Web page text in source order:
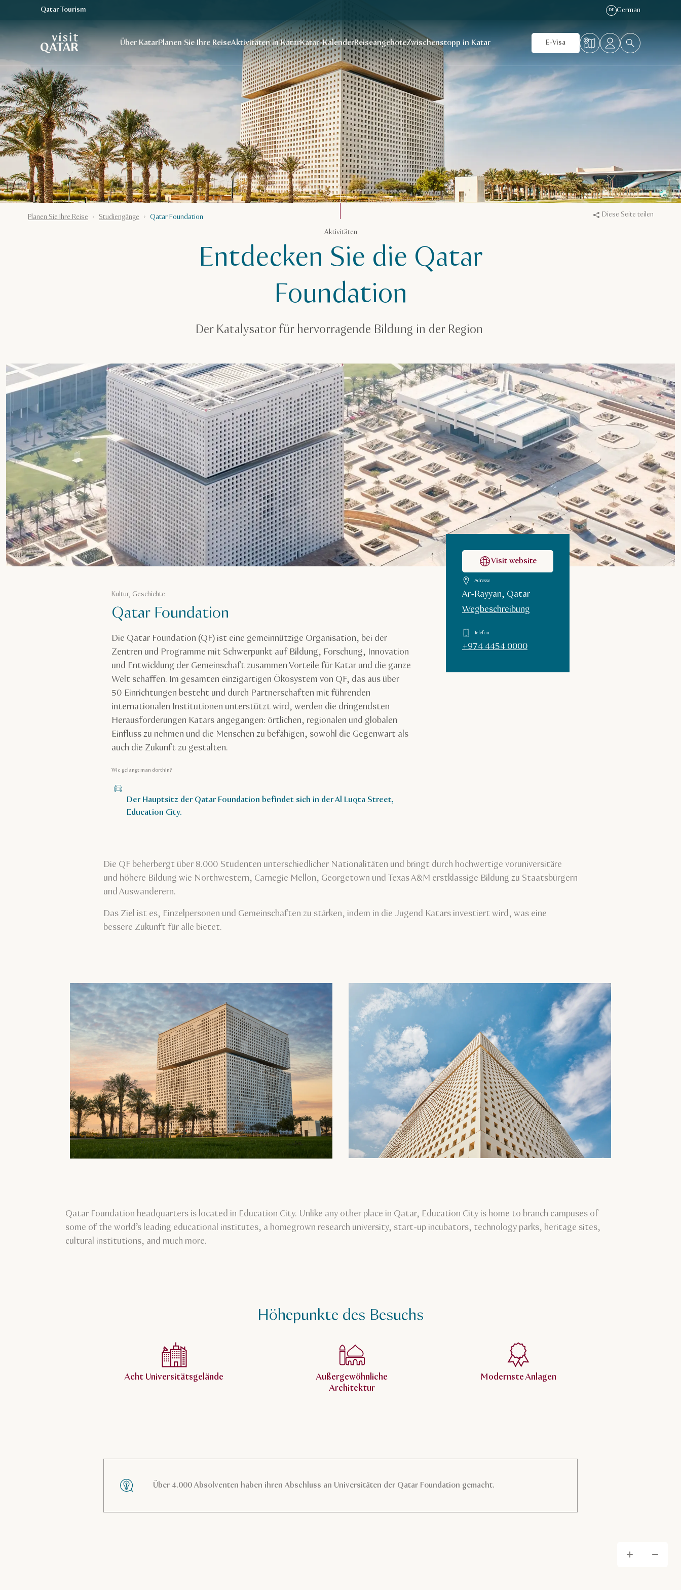
VisitQatar Homepage
Qatar Tourism DE German
Über KatarPlanen Sie Ihre ReiseAktivitäten in KatarKatar-KalenderReiseangeboteZwischenstopp in Katar E-Visa
Planen Sie Ihre Reise Studiengänge Qatar Foundation
Diese Seite teilen
Aktivitäten
Entdecken Sie die Qatar
Foundation
Der Katalysator für hervorragende Bildung in der Region
Kultur, Geschichte
Qatar Foundation
Die Qatar Foundation (QF) ist eine gemeinnützige Organisation, bei der
Zentren und Programme mit Schwerpunkt auf Bildung, Forschung, Innovation
und Entwicklung der Gemeinschaft zusammen Vorteile für Katar und die ganze
Welt schaffen. Im gesamten einzigartigen Ökosystem von QF, das aus über
50 Einrichtungen besteht und durch Partnerschaften mit führenden
internationalen Institutionen unterstützt wird, werden die dringendsten
Herausforderungen Katars angegangen: örtlichen, regionalen und globalen
Einfluss zu nehmen und die Menschen zu befähigen, sowohl die Gegenwart als
auch die Zukunft zu gestalten.
Wie gelangt man dorthin?
Der Hauptsitz der Qatar Foundation befindet sich in der Al Luqta Street,
Education City.
Visit website
Adresse
Ar-Rayyan, Qatar
Wegbeschreibung
Telefon
+974 4454 0000
Die QF beherbergt über 8.000 Studenten unterschiedlicher Nationalitäten und bringt durch hochwertige voruniversitäre
und höhere Bildung wie Northwestern, Carnegie Mellon, Georgetown und Texas A&M erstklassige Bildung zu Staatsbürgern
und Auswanderern.
Das Ziel ist es, Einzelpersonen und Gemeinschaften zu stärken, indem in die Jugend Katars investiert wird, was eine
bessere Zukunft für alle bietet.
Qatar Foundation headquarters is located in Education City. Unlike any other place in Qatar, Education City is home to branch campuses of
some of the world’s leading educational institutes, a homegrown research university, start-up incubators, technology parks, heritage sites,
cultural institutions, and much more.
Höhepunkte des Besuchs
Acht Universitätsgelände
Außergewöhnliche
Architektur
Modernste Anlagen
Über 4.000 Absolventen haben ihren Abschluss an Universitäten der Qatar Foundation gemacht.